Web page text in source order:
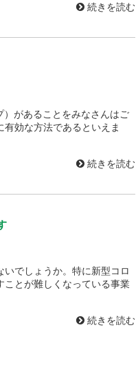
続きを読む
があることをみなさんはご
効な方法であるといえま
続きを読む
いでしょうか。特に新型コロ
ことが難しくなっている事業
続きを読む